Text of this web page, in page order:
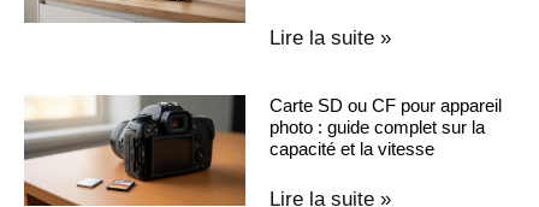
Lire la suite »
Carte SD ou CF pour appareil
photo : guide complet sur la
capacité et la vitesse
Lire la suite »